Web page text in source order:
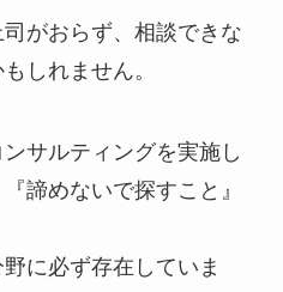
がおらず、相談できな
しれません。
サルティングを実施し
諦めないで探すこと』
に必ず存在していま